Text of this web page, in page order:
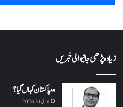
زیادہ پڑھی جانیوالی خبریں
وہ پاکستان کہاں گیا؟
جولائی 31, 2026